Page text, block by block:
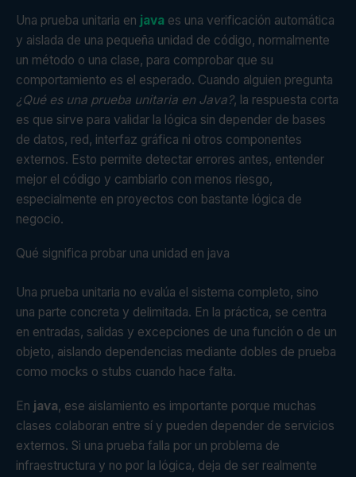
Una prueba unitaria en java es una verificación automática
y aislada de una pequeña unidad de código, normalmente
un método o una clase, para comprobar que su
comportamiento es el esperado. Cuando alguien pregunta
¿Qué es una prueba unitaria en Java?, la respuesta corta
es que sirve para validar la lógica sin depender de bases
de datos, red, interfaz gráfica ni otros componentes
externos. Esto permite detectar errores antes, entender
mejor el código y cambiarlo con menos riesgo,
especialmente en proyectos con bastante lógica de
negocio.
Qué significa probar una unidad en java
Una prueba unitaria no evalúa el sistema completo, sino
una parte concreta y delimitada. En la práctica, se centra
en entradas, salidas y excepciones de una función o de un
objeto, aislando dependencias mediante dobles de prueba
como mocks o stubs cuando hace falta.
En java, ese aislamiento es importante porque muchas
clases colaboran entre sí y pueden depender de servicios
externos. Si una prueba falla por un problema de
infraestructura y no por la lógica, deja de ser realmente